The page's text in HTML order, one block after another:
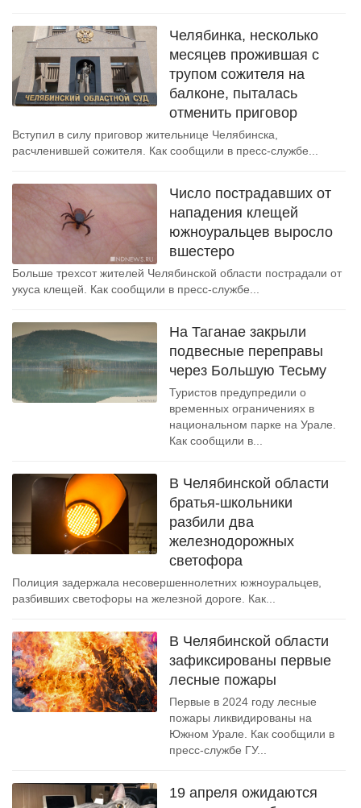
Челябинка, несколько
месяцев прожившая с
трупом сожителя на
балконе, пыталась
отменить приговор
Вступил в силу приговор жительнице Челябинска,
расчленившей сожителя. Как сообщили в пресс-службе...
Число пострадавших от
нападения клещей
южноуральцев выросло
вшестеро
Больше трехсот жителей Челябинской области пострадали от
укуса клещей. Как сообщили в пресс-службе...
На Таганае закрыли
подвесные переправы
через Большую Тесьму
Туристов предупредили о
временных ограничениях в
национальном парке на Урале.
Как сообщили в...
В Челябинской области
братья-школьники
разбили два
железнодорожных
светофора
Полиция задержала несовершеннолетних южноуральцев,
разбивших светофоры на железной дороге. Как...
В Челябинской области
зафиксированы первые
лесные пожары
Первые в 2024 году лесные
пожары ликвидированы на
Южном Урале. Как сообщили в
пресс-службе ГУ...
19 апреля ожидаются